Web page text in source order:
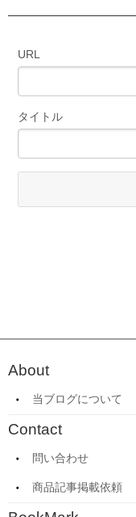
URL
タイトル
About
当ブログについて
Contact
問い合わせ
商品記事掲載依頼